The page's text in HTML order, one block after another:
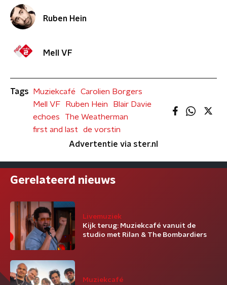
Ruben Hein
Mell VF
Tags Muziekcafé
Carolien Borgers
Mell VF
Ruben Hein
Blair Davie
echoes
The Weatherman
first and last
de vorstin
Advertentie via ster.nl
Gerelateerd nieuws
Livemuziek
Kijk terug: Muziekcafé vanuit de
studio met Rilan & The Bombardiers
Muziekcafé